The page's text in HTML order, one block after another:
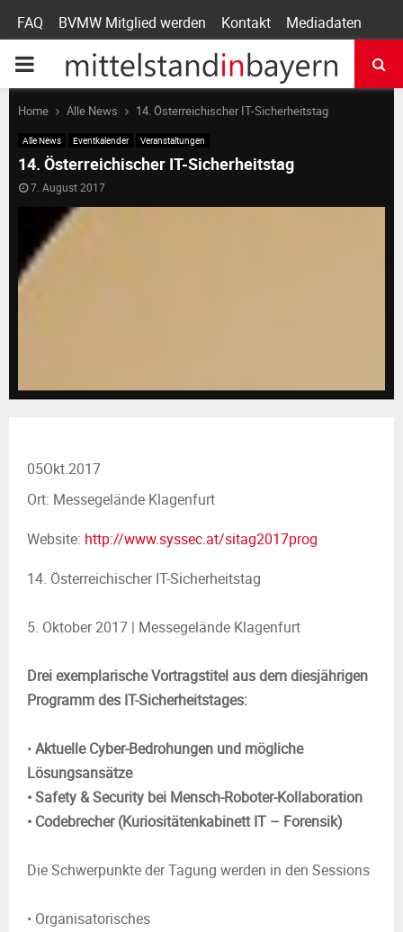
FAQ BVMW Mitglied werden Kontakt Mediadaten
P
R
I
A
M
N
U
Home Alle News 14. Österreichischer IT-Sicherheitstag
Alle News Eventkalender Veranstaltungen
14. Österreichischer IT-Sicherheitstag
7. August 2017
05Okt.2017
Ort: Messegelände Klagenfurt
Website: http://www.syssec.at/sitag2017prog
14. Österreichischer IT-Sicherheitstag
5. Oktober 2017 | Messegelände Klagenfurt
Drei exemplarische Vortragstitel aus dem diesjährigen
Programm des IT-Sicherheitstages:
•Aktuelle Cyber-Bedrohungen und mögliche
Lösungsansätze
• Safety & Security bei Mensch-Roboter-Kollaboration
• Codebrecher (Kuriositätenkabinett IT – Forensik)
Die Schwerpunkte der Tagung werden in den Sessions
• Organisatorisches